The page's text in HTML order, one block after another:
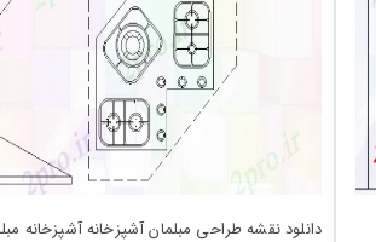
دانلود نقشه طراحی مبلمان آشپزخانه آشپزخانه